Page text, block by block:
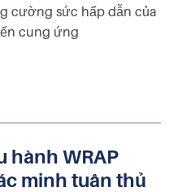
cường sức hấp dẫn của
cung ứng
hành WRAP
minh tuân thủ